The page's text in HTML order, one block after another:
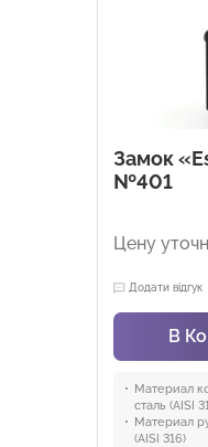
Замок
№401
Цену
Додати відгук
В
Материал
сталь (AISI
Материал
(AISI 316)